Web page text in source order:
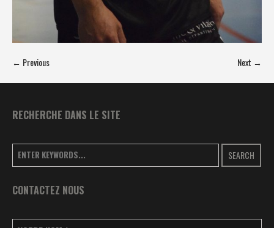
← Previous Next →
RECHERCHE DANS LE SITE
SEARCH
CONTACTEZ NOUS